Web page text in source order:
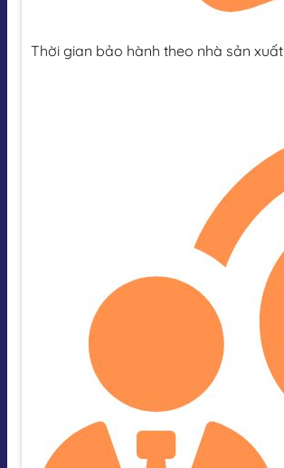
Thời gian bảo hành theo nhà sản xuất